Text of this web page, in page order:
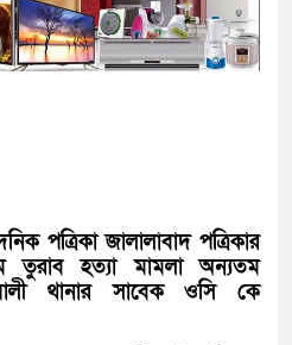
পত্রিকা জালালাবাদ পত্রিকার
তুরাব হত্যা মামলা অন্যতম
থানার সাবেক ওসি কে